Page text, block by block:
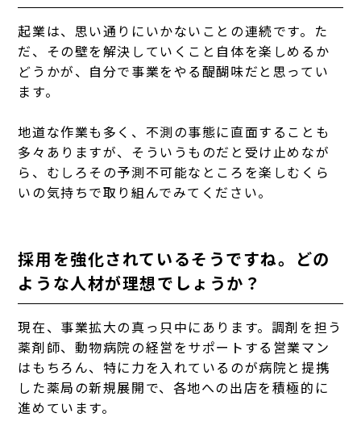
起業は、思い通りにいかないことの連続です。た
だ、その壁を解決していくこと自体を楽しめるか
どうかが、自分で事業をやる醍醐味だと思ってい
ます。
地道な作業も多く、不測の事態に直面することも
多々ありますが、そういうものだと受け止めなが
ら、むしろその予測不可能なところを楽しむくら
いの気持ちで取り組んでみてください。
採用を強化されているそうですね。どの
ような人材が理想でしょうか？
現在、事業拡大の真っ只中にあります。調剤を担う
薬剤師、動物病院の経営をサポートする営業マン
はもちろん、特に力を入れているのが病院と提携
した薬局の新規展開で、各地への出店を積極的に
進めています。